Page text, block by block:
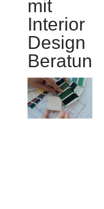
mit
Interior
Design
Beratung